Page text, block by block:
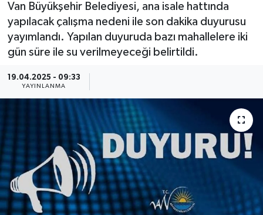
Van Büyükşehir Belediyesi, ana isale hattında
yapılacak çalışma nedeni ile son dakika duyurusu
yayımlandı. Yapılan duyuruda bazı mahallelere iki
gün süre ile su verilmeyeceği belirtildi.
19.04.2025 - 09:33
YAYINLANMA
Köşe Yazıları
Hakkımda
Son Dakika Haberleri
Haber Arşivi